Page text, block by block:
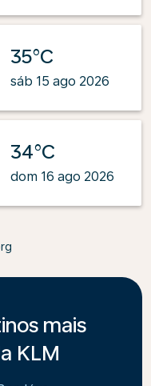
35°C
sáb 15 ago 2026
34°C
dom 16 ago 2026
mais
KLM